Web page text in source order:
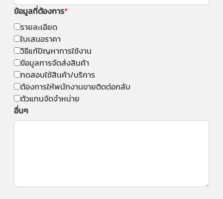
ข้อมูลที่ต้องการ
รายละเอียด
ใบเสนอราคา
วิธีแก้ปัญหาการใช้งาน
ข้อมูลการจัดส่งสินค้า
ทดสอบใช้สินค้า/บริการ
ต้องการให้พนักงานขายติดต่อกลับ
ตัวแทนจัดจำหน่าย
อื่นๆ